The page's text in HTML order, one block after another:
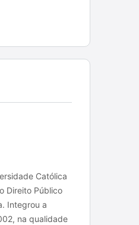
Católica
Direito Público
Integrou a
na qualidade